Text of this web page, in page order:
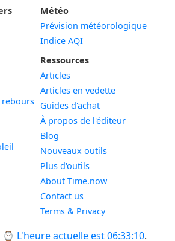
rebours Widget
Météo
Prévision météorologique
Indice AQI
Ressources
Articles
Articles en vedette
Guides d'achat
À propos de l'éditeur
Blog
Nouveaux outils
Plus d'outils
About Time.now
Contact us
Terms & Privacy
⌚ L'heure actuelle est 06:33:11.